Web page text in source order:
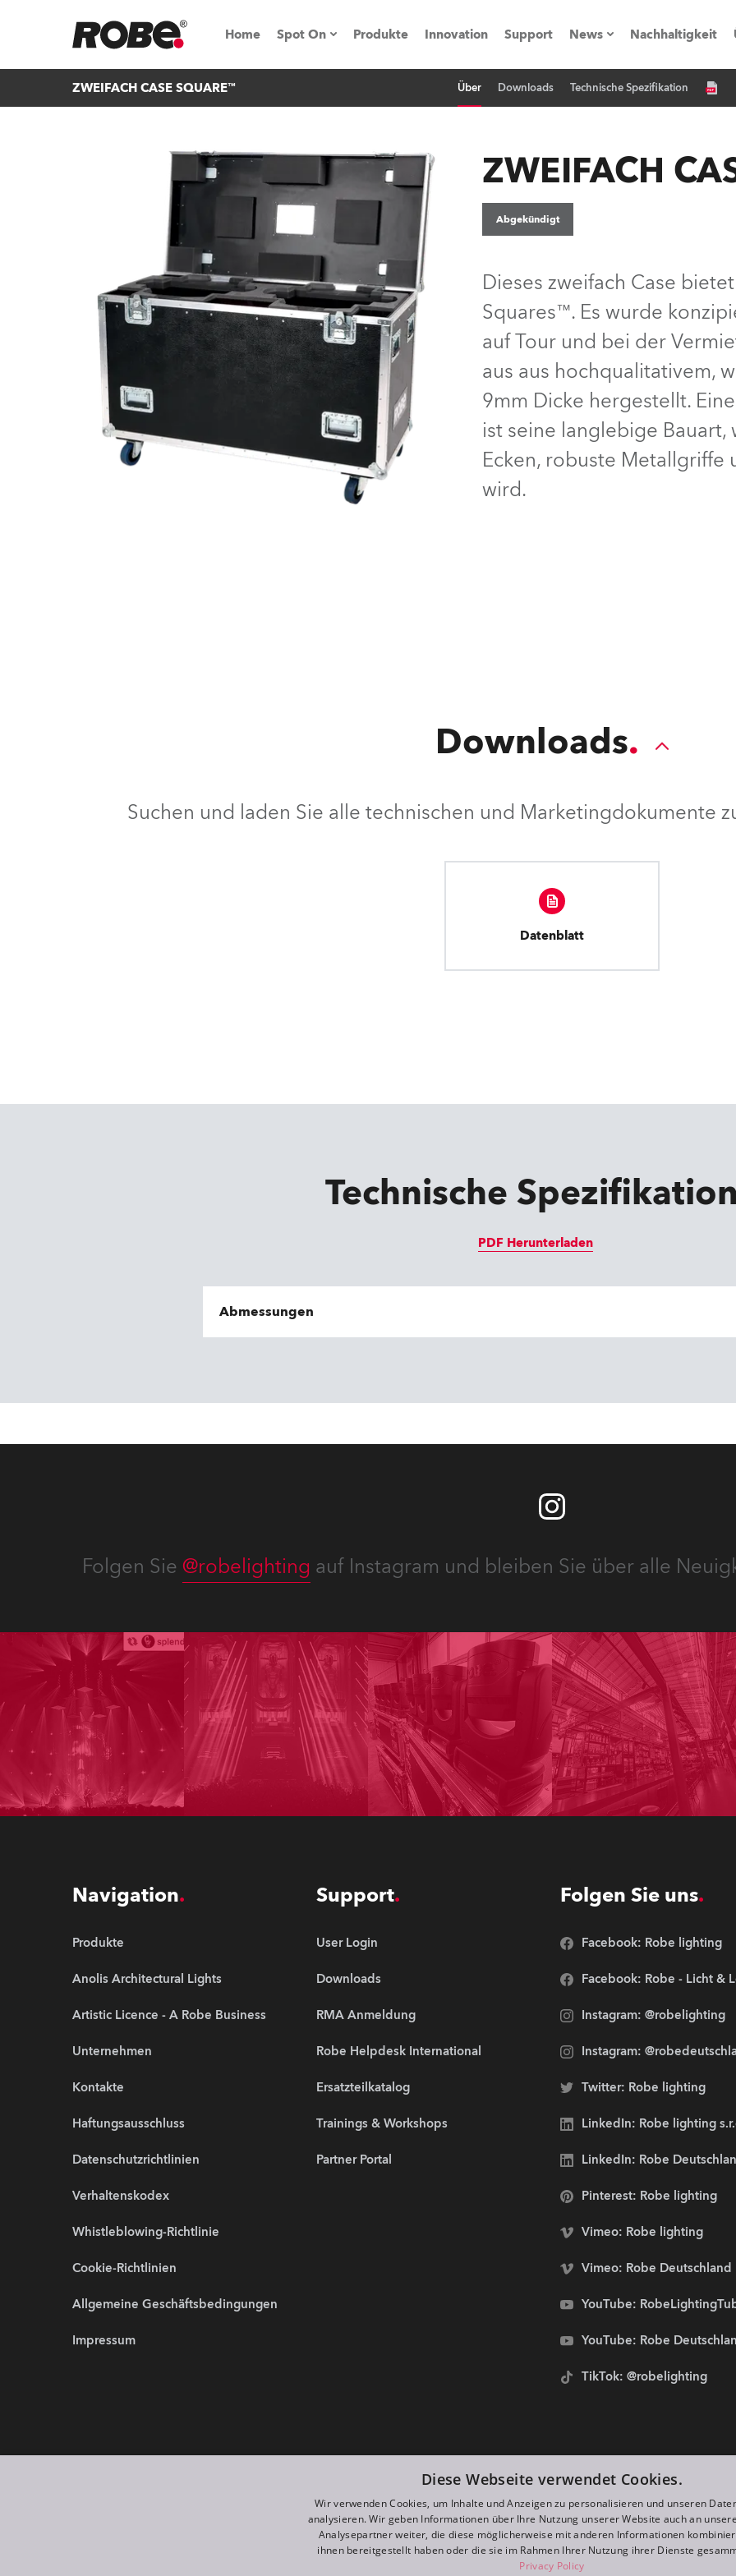
Home Spot On
NRG (Next Robe Generation)
Germany
iSeries
Tipps, Tricks und Tutorials
RoboSpot Tutorials
Robe On Location
Robe On The Road
Robe lighting's technology SHED
ProMotion Lighting
Produkte Innovation Support News
Pressemitteilungen
Nachhaltigkeit
ZWEIFACH CASE SQUARE™ Über Downloads Technische Spezifikation
ZWEIFACH
Abgekündigt
Dieses zweifach Case
Squares™. Es wurde
auf Tour und bei der
aus aus hochqualitativem,
9mm Dicke hergestellt.
ist seine langlebige
Ecken, robuste
wird.
Downloads
Suchen und laden Sie alle technischen und Marketingdokumente
Datenblatt
Technische
PDF Herunterladen
Abmessungen
Folgen Sie @robelighting auf Instagram und bleiben Sie über alle
Navigation
Produkte
Anolis Architectural Lights
Artistic Licence - A Robe Business
Unternehmen
Kontakte
Haftungsausschluss
Datenschutzrichtlinien
Verhaltenskodex
Whistleblowing-Richtlinie
Cookie-Richtlinien
Allgemeine Geschäftsbedingungen
Impressum
Support
User Login
Downloads
RMA Anmeldung
Robe Helpdesk International
Ersatzteilkatalog
Trainings & Workshops
Partner Portal
Folgen Sie uns
Facebook: Robe lighting
Facebook: Robe - Licht &
Instagram: @robelighting
Instagram:
Twitter: Robe lighting
LinkedIn: Robe lighting
LinkedIn: Robe
Pinterest: Robe lighting
Vimeo: Robe lighting
Vimeo: Robe Deutschland
YouTube:
YouTube: Robe
TikTok: @robelighting
Diese Webseite verwendet Cookies.
Wir verwenden Cookies, um Inhalte und Anzeigen zu personalisieren und unseren
analysieren. Wir geben Informationen über Ihre Nutzung unserer Website auch an
Analysepartner weiter, die diese möglicherweise mit anderen Informationen
ihnen bereitgestellt haben oder die sie im Rahmen Ihrer Nutzung ihrer Dienste
Privacy Policy